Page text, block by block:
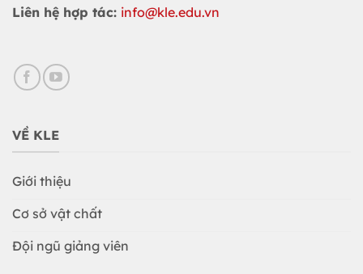
Liên hệ hợp tác: info@kle.edu.vn
VỀ KLE
Giới thiệu
Cơ sở vật chất
Đội ngũ giảng viên